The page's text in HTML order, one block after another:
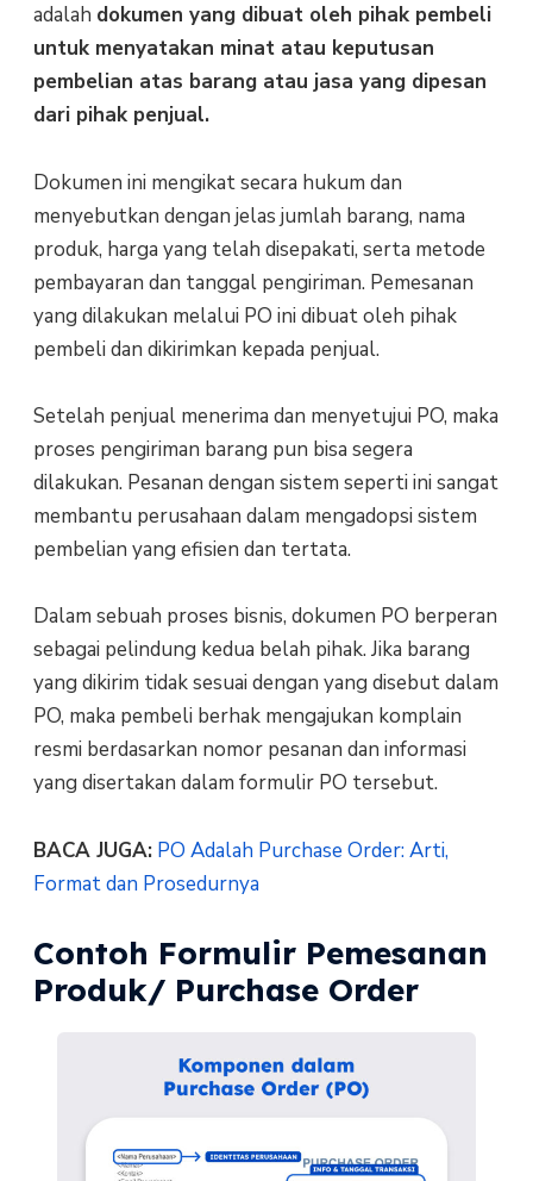
adalah dokumen yang dibuat oleh pihak pembeli
untuk menyatakan minat atau keputusan
pembelian atas barang atau jasa yang dipesan
dari pihak penjual.
Dokumen ini mengikat secara hukum dan
menyebutkan dengan jelas jumlah barang, nama
produk, harga yang telah disepakati, serta metode
pembayaran dan tanggal pengiriman. Pemesanan
yang dilakukan melalui PO ini dibuat oleh pihak
pembeli dan dikirimkan kepada penjual.
Setelah penjual menerima dan menyetujui PO, maka
proses pengiriman barang pun bisa segera
dilakukan. Pesanan dengan sistem seperti ini sangat
membantu perusahaan dalam mengadopsi sistem
pembelian yang efisien dan tertata.
Dalam sebuah proses bisnis, dokumen PO berperan
sebagai pelindung kedua belah pihak. Jika barang
yang dikirim tidak sesuai dengan yang disebut dalam
PO, maka pembeli berhak mengajukan komplain
resmi berdasarkan nomor pesanan dan informasi
yang disertakan dalam formulir PO tersebut.
BACA JUGA:PO Adalah Purchase Order: Arti,
Format dan Prosedurnya
Contoh Formulir Pemesanan
Produk/ Purchase Order